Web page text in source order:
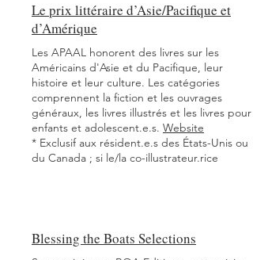
Le prix littéraire d’Asie/Pacifique et
d’Amérique
Les APAAL honorent des livres sur les
Américains d'Asie et du Pacifique, leur
histoire et leur culture. Les catégories
comprennent la fiction et les ouvrages
généraux, les livres illustrés et les livres pour
enfants et adolescent.e.s. Website
* Exclusif aux résident.e.s des États-Unis ou
du Canada ; si le/la co-illustrateur.rice
Blessing the Boats Selections